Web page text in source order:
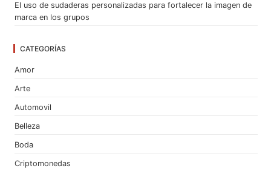
El uso de sudaderas personalizadas para fortalecer la imagen de
marca en los grupos
CATEGORÍAS
Amor
Arte
Automovil
Belleza
Boda
Criptomonedas